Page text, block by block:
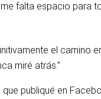
falta espacio para
el
miré atrás.”
que publiqué en